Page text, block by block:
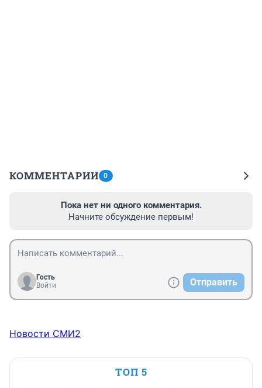
КОММЕНТАРИИ 0
Пока нет ни одного комментария.
Начните обсуждение первым!
Гость
Войти
Отправить
Новости СМИ2
ТОП 5